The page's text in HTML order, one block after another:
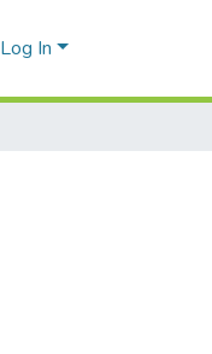
Log In